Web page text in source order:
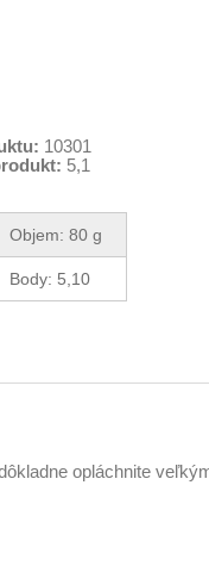
10301
5,1
Objem: 80 g
Body: 5,10
opláchnite